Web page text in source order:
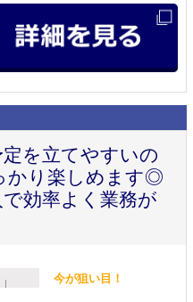
を立てやすいの
かり楽しめます◎
効率よく業務が
今が狙い目！